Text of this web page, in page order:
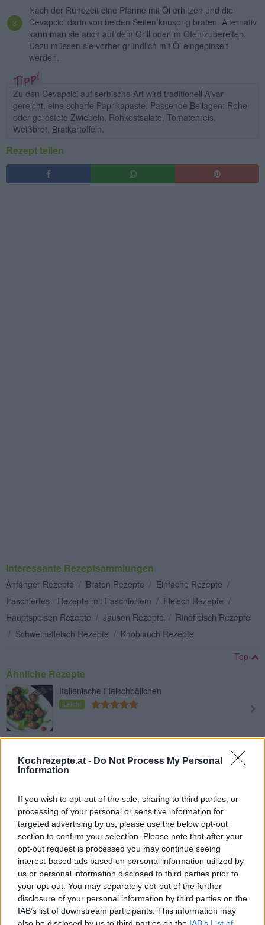
Kochrezepte.at - Do Not Process My Personal
Information
If you wish to opt-out of the sale, sharing to third parties, or
processing of your personal or sensitive information for
targeted advertising by us, please use the below opt-out
section to confirm your selection. Please note that after your
opt-out request is processed you may continue seeing
interest-based ads based on personal information utilized by
us or personal information disclosed to third parties prior to
your opt-out. You may separately opt-out of the further
disclosure of your personal information by third parties on the
IAB’s list of downstream participants. This information may
Nach der Ruhezeit eine Pfanne mit Öl erhitzen und die
Cevapcici darin von beiden Seiten knusprig braten. Alternativ
kann man sie auch auf dem Grill oder im Ofen zubereiten.
Dazu müssen sie vorher gründlich mit Öl eingepinselt
werden.
Zu den Cevapcici auf serbische Art wird traditionell Ajvar
gereicht, eine scharfe Paprikapaste. Passende Beilagen: Rohe
oder geröstete Zwiebeln, Rohkostsalate, Tomatenreis,
Weißbrot, Bratkartoffeln.
Rezept teilen
Interessante Rezeptsammlungen
Anfänger Rezepte / Braten Rezepte / Einfache Rezepte /
Faschiertes - Rezepte mit Faschiertem / Fleisch Rezepte /
Hauptspeisen Rezepte / Jausen Rezepte / Rindfleisch Rezepte
/ Schweinefleisch Rezepte / Knoblauch Rezepte
Top
Ähnliche Rezepte
Italienische Fleischbällchen
Leicht
Mittel
Fleischbällchen mit Schafskäse
Leicht
Faschierter Braten aus dem
Backofen
Leicht
Falscher Hase